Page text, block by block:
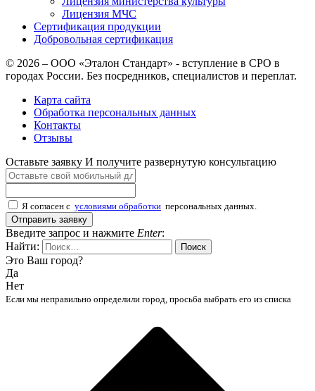
Лицензия МЧС
Сертификация продукции
Добровольная сертификация
© 2026 – ООО «Эталон Стандарт» - вступление в СРО в
городах России. Без посредников, специалистов и переплат.
Карта сайта
Обработка персональных данных
Контакты
Отзывы
Оставьте заявку И получите развернутую консультацию
Я согласен с условиями обработки персональных данных.
Отправить заявку
Введите запрос и нажмите Enter:
Найти:
Это Ваш город?
Да
Нет
Если мы неправильно определили город, просьба выбрать его из списка